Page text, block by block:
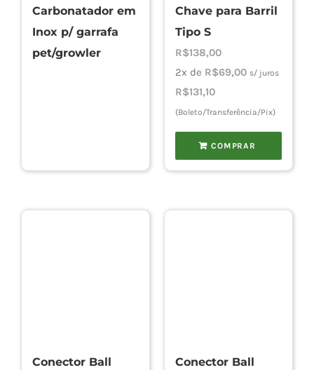
Carbonatador em
Inox p/ garrafa
pet/growler
Chave para Barril
Tipo S
R$138,00
2x de R$69,00 s/ juros
R$131,10
(Boleto/Transferência/Pix)
COMPRAR
Conector Ball
Conector Ball